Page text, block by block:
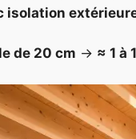
isolation
de 20 cm → ≈ 1 à